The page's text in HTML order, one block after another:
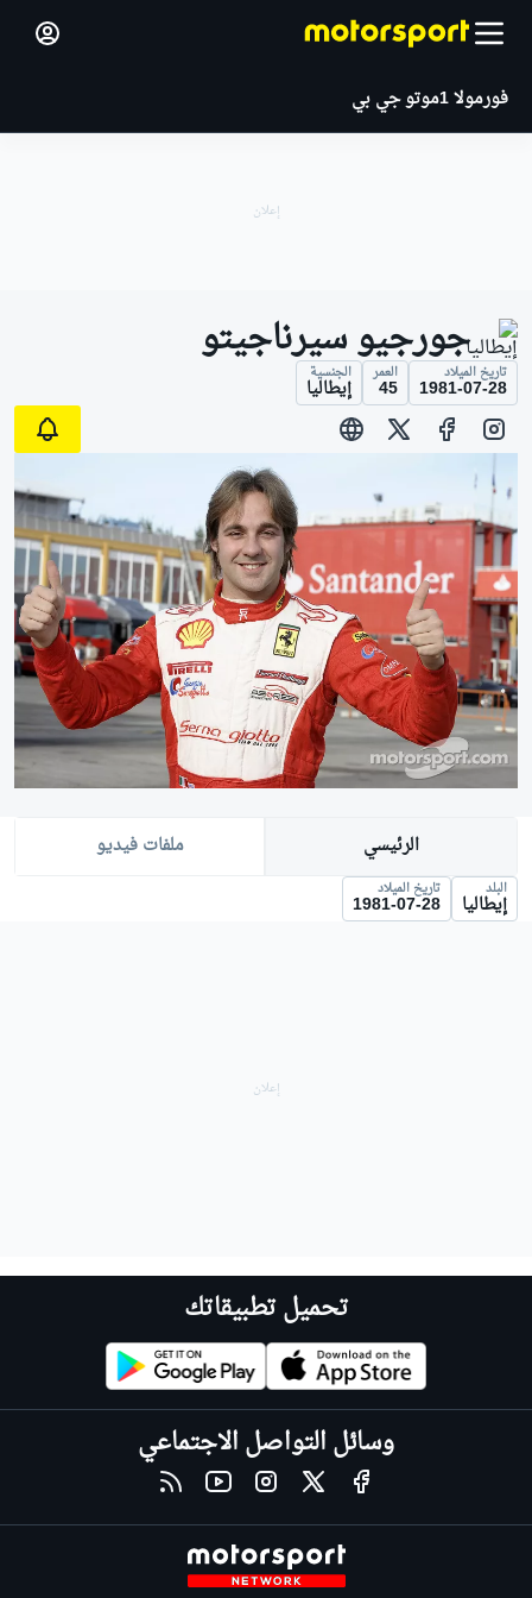
فورمولا 1 موتو جي بي
جورجيو سيرناجيتو
تاريخ الميلاد
1981-07-28
العمر
45
الجنسية
إيطاليا
الرئيسي ملفات فيديو
البلد
إيطاليا
تاريخ الميلاد
1981-07-28
تحميل تطبيقاتك
وسائل التواصل الاجتماعي